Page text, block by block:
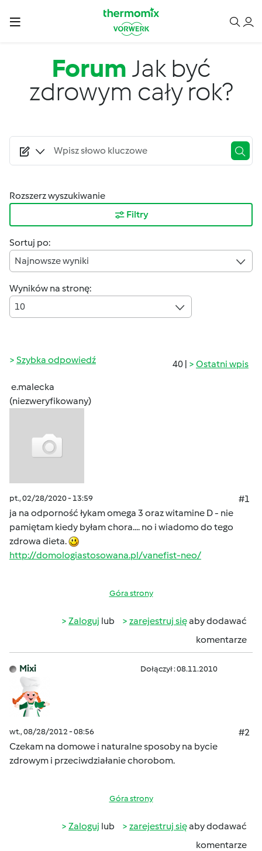
Forum Jak być
zdrowym cały rok?
Rozszerz wyszukiwanie
Filtry
Sortuj po:
Najnowsze wyniki
Wyników na stronę:
10
40 | Ostatni wpis
Szybka odpowiedź
e.malecka
(niezweryfikowany)
pt., 02/28/2020 - 13:59
#1
ja na odporność łykam omega 3 oraz witamine D - nie
pamiętam kiedy byłam chora.... no i wiadomo do tego
zdrowa dieta.
http://domologiastosowana.pl/vanefist-neo/
Góra strony
Zaloguj lub zarejestruj sięaby dodawać
komentarze
Mixi Dołączył : 08.11.2010
wt., 08/28/2012 - 08:56
#2
Czekam na domowe i naturalne sposoby na bycie
zdrowym i przeciwdziałanie chorobom.
Góra strony
Zaloguj lub zarejestruj sięaby dodawać
komentarze